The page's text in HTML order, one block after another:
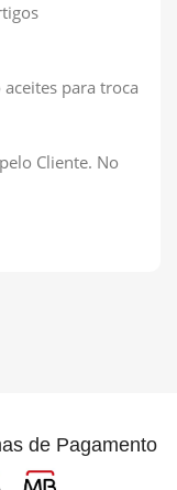
para troca
Cliente. No
de Pagamento